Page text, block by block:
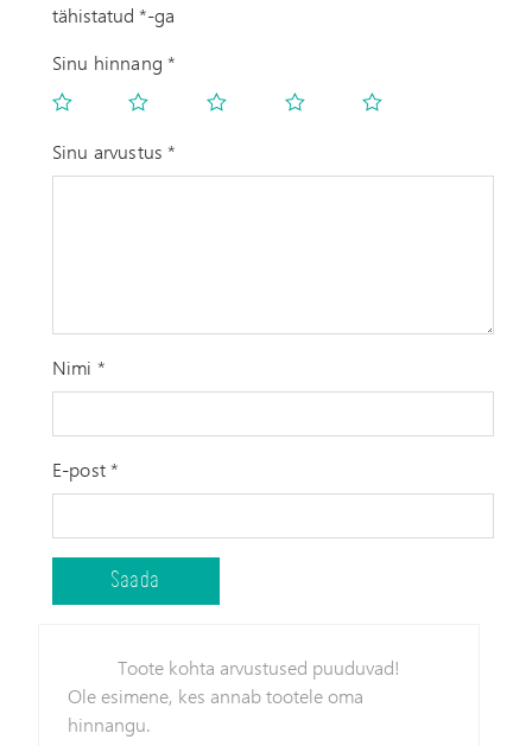
tähistatud *-ga
Sinu hinnang*
Sinu arvustus*
Nimi *
E-post*
Toote kohta arvustused puuduvad!
Ole esimene, kes annab tootele oma
hinnangu.